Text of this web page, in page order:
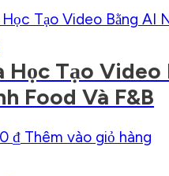
Học Tạo Video
Food Và F&B
₫ Thêm vào giỏ hàng